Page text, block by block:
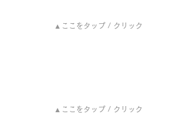
▲ここをタップ / クリック
▲ここをタップ / クリック